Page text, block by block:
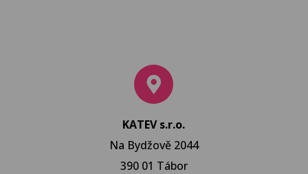
KATEV s.r.o.
Na Bydžově 2044
390 01 Tábor